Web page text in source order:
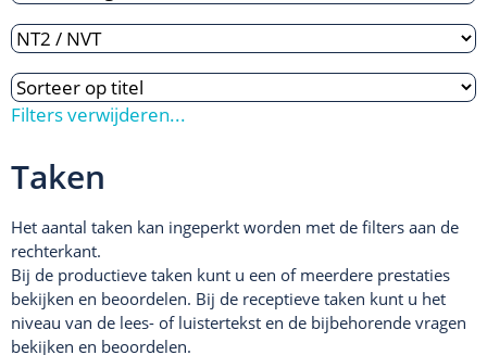
Filters verwijderen...
Taken
Het aantal taken kan ingeperkt worden met de filters aan de
rechterkant.
Bij de productieve taken kunt u een of meerdere prestaties
bekijken en beoordelen. Bij de receptieve taken kunt u het
niveau van de lees- of luistertekst en de bijbehorende vragen
bekijken en beoordelen.